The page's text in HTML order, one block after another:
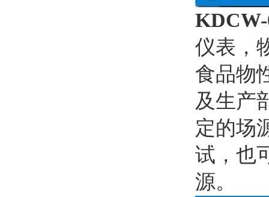
仪表，
食品物
及生产
定的场
试，也
源。